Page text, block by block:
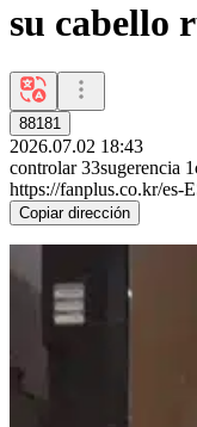
su cabello
88181
2026.07.02 18:43
controlar 33sugerencia 1
https://fanplus.co.kr/es-
Copiar dirección